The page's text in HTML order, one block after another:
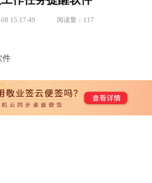
15:17:49 阅读量： 117
件